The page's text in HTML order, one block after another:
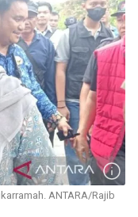
ANTARA/Rajib